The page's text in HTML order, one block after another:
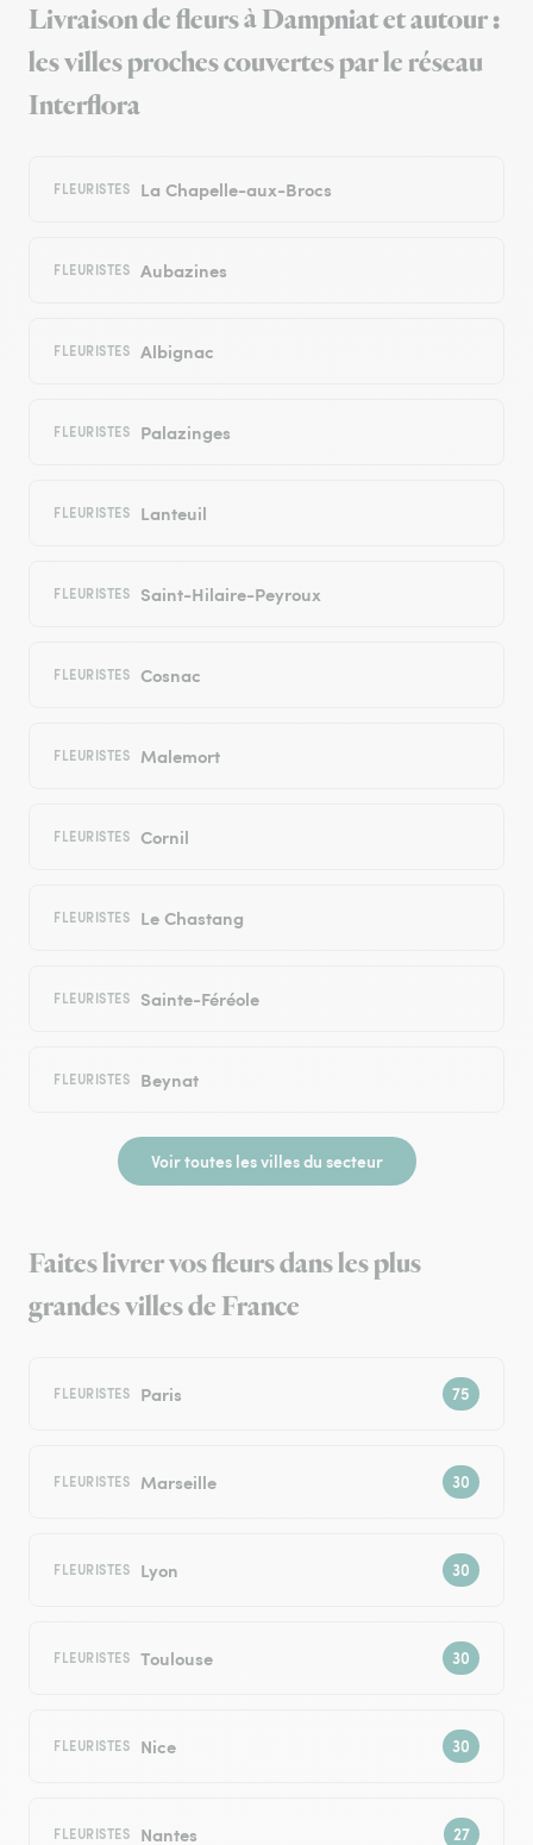
Livraison de fleurs à Dampniat et autour :
les villes proches couvertes par le réseau
Interflora
FLEURISTES La Chapelle-aux-Brocs
FLEURISTES Aubazines
FLEURISTES Albignac
FLEURISTES Palazinges
FLEURISTES Lanteuil
FLEURISTES Saint-Hilaire-Peyroux
FLEURISTES Cosnac
FLEURISTES Malemort
FLEURISTES Cornil
FLEURISTES Le Chastang
FLEURISTES Sainte-Féréole
FLEURISTES Beynat
Voir toutes les villes du secteur
Faites livrer vos fleurs dans les plus
grandes villes de France
FLEURISTES Paris
FLEURISTES Marseille
FLEURISTES Lyon
FLEURISTES Toulouse
FLEURISTES Nice
FLEURISTES Nantes